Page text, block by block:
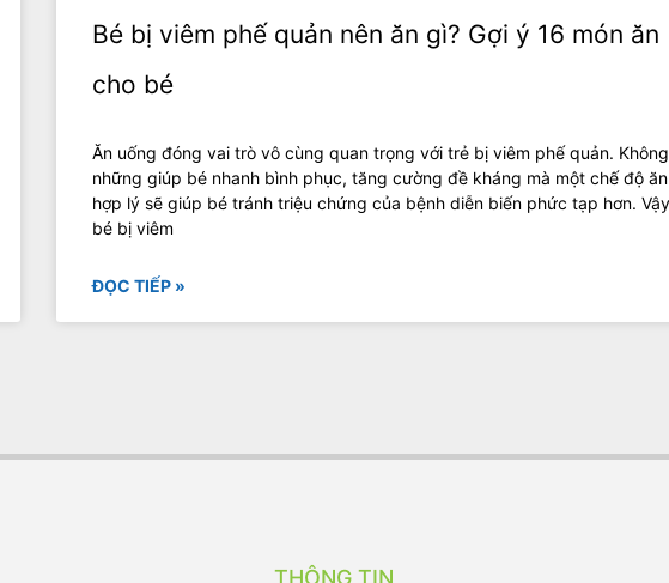
Bé bị viêm phế quản nên ăn gì? Gợi ý 16 món ăn
cho bé
Ăn uống đóng vai trò vô cùng quan trọng với trẻ bị viêm phế quản. Không
những giúp bé nhanh bình phục, tăng cường đề kháng mà một chế độ ăn
hợp lý sẽ giúp bé tránh triệu chứng của bệnh diễn biến phức tạp hơn. Vậy
bé bị viêm
ĐỌC TIẾP »
THÔNG TIN